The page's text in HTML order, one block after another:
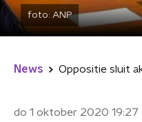
foto: ANP
News
do 1 oktober 2020 19:27